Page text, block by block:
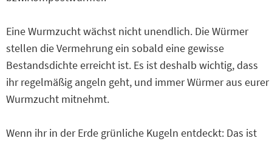
Eine Wurmzucht wächst nicht unendlich. Die Würmer
stellen die Vermehrung ein sobald eine gewisse
Bestandsdichte erreicht ist. Es ist deshalb wichtig, dass
ihr regelmäßig angeln geht, und immer Würmer aus eurer
Wurmzucht mitnehmt.
Wenn ihr in der Erde grünliche Kugeln entdeckt: Das ist